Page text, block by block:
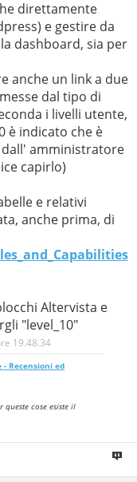
direttamente
e gestire da
dashboard, sia per
anche un link a due
dal tipo di
i livelli utente,
è indicato che è
amministratore
capirlo)
e relativi
anche prima, di
Altervista e
"level_10"
19.48.34
- Recensioni ed
cose esiste il